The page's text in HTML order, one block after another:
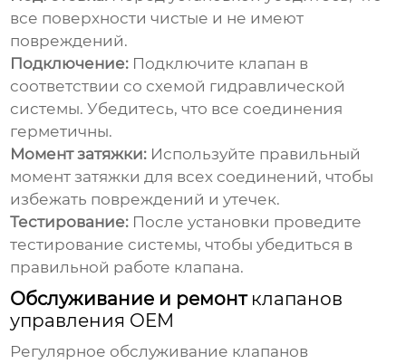
все поверхности чистые и не имеют
повреждений.
Подключение: Подключите клапан в
соответствии со схемой гидравлической
системы. Убедитесь, что все соединения
герметичны.
Момент затяжки: Используйте правильный
момент затяжки для всех соединений, чтобы
избежать повреждений и утечек.
Тестирование: После установки проведите
тестирование системы, чтобы убедиться в
правильной работе клапана.
Обслуживание и ремонт клапанов
управления OEM
Регулярное обслуживание клапанов